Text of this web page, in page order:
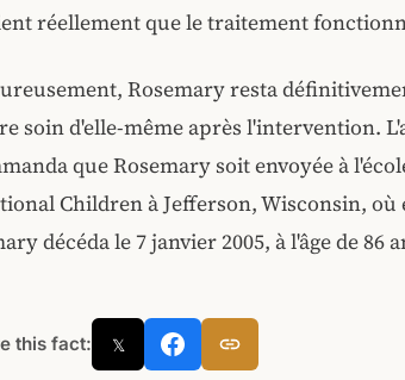
réellement que le traitement
Rosemary resta
soin d'elle-même après l'intervention.
que Rosemary soit envoyée à
Children à Jefferson, Wisconsin, où
décéda le 7 janvier 2005, à l'âge de 86
this fact: 𝕏